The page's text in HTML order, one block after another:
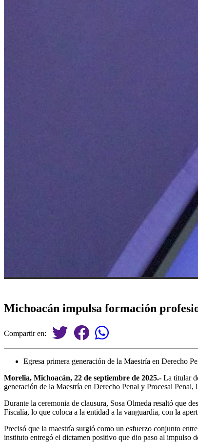
Michoacán impulsa formación
Compartir en:
Egresa primera generación de la Maestría en Derecho
Morelia, Michoacán, 22 de septiembre de 2025.- La titular
generación de la Maestría en Derecho Penal y Procesal
Durante la ceremonia de clausura, Sosa Olmeda resaltó que
Fiscalía, lo que coloca a la entidad a la vanguardia, con la
Precisó que la maestría surgió como un esfuerzo conjunto
instituto entregó el dictamen positivo que dio paso al impulso